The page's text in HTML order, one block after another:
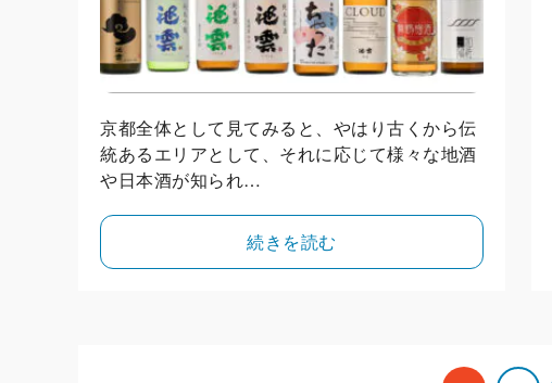
京都全体として見てみると、やはり古くから伝
統あるエリアとして、それに応じて様々な地酒
や日本酒が知られ…
続きを読む